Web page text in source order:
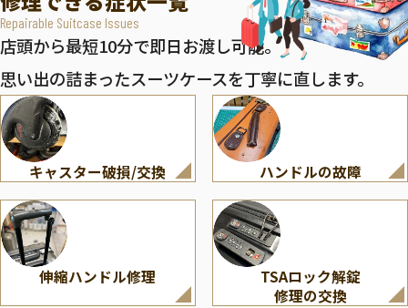
Repairable Suitcase Issues
店頭から最短10分で即日お渡し可能。
思い出の詰まったスーツケースを丁寧に直します。
キャスター破損/交換 ハンドルの故障
伸縮ハンドル修理
TSAロック解錠
修理の交換